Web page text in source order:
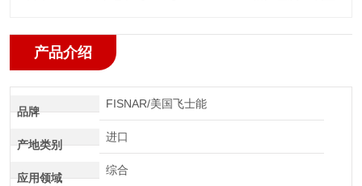
产品介绍
品牌
FISNAR/美国飞士能
产地类别
进口
应用领域
综合